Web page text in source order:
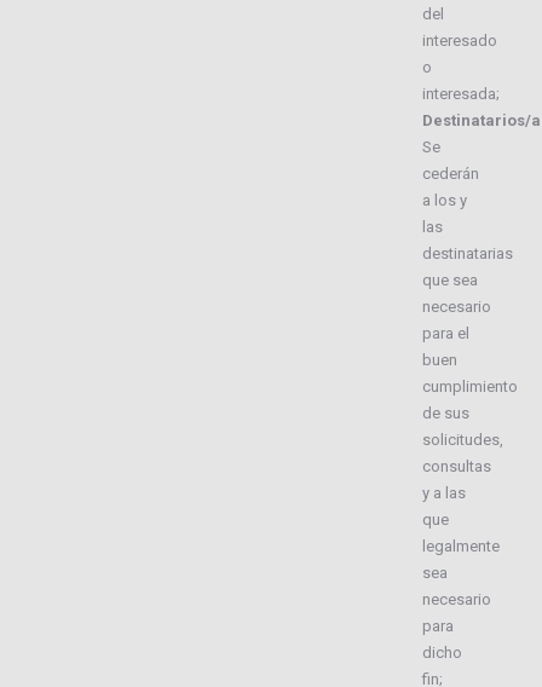
del
interesado
o
interesada;
Destinatarios/
Se
cederán
a los y
las
destinatarias
que sea
necesario
para el
buen
cumplimiento
de sus
solicitudes,
consultas
y a las
que
legalmente
sea
necesario
para
dicho
fin;